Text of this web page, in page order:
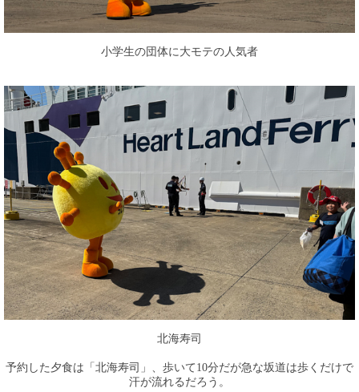
小学生の団体に大モテの人気者
北海寿司
予約した夕食は「北海寿司」、歩いて10分だが急な坂道は歩くだけで
汗が流れるだろう。